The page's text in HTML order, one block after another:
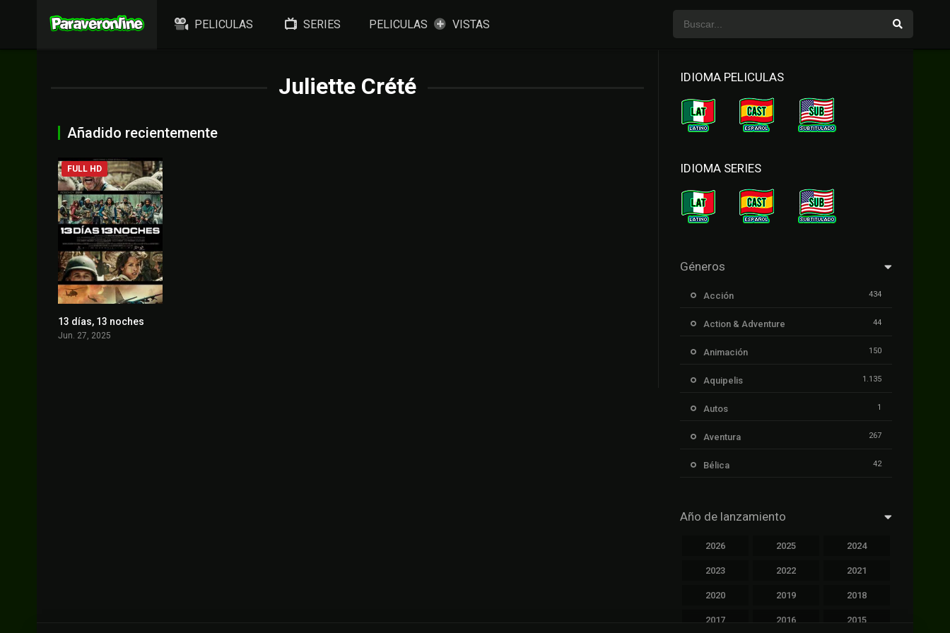
PELICULAS SERIES PELICULAS VISTAS
Juliette Crété
Añadido recientemente
FULL HD
13 días, 13 noches
Jun. 27, 2025
IDIOMA PELICULAS
IDIOMA SERIES
Géneros
Acción 434
Action & Adventure 44
Animación 150
Aquipelis 1.135
Autos 1
Aventura 267
Bélica 42
Cinecalidad
Cinetux 1.139
Año de lanzamiento
2026 2025 2024
2023 2022 2021
2020 2019 2018
2017 2016 2015